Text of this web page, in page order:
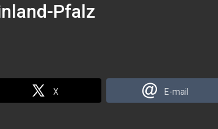
Pfalz
X E-mail